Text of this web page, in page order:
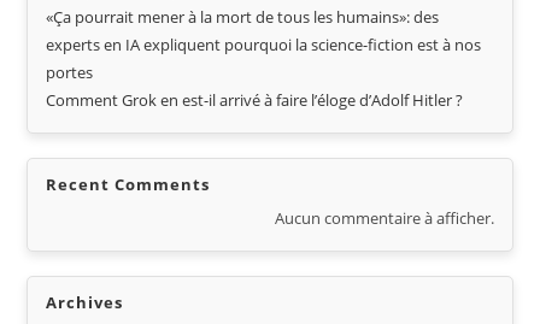
«Ça pourrait mener à la mort de tous les humains»: des
experts en IA expliquent pourquoi la science-fiction est à nos
portes
Comment Grok en est-il arrivé à faire l’éloge d’Adolf Hitler ?
Recent Comments
Aucun commentaire à afficher.
Archives